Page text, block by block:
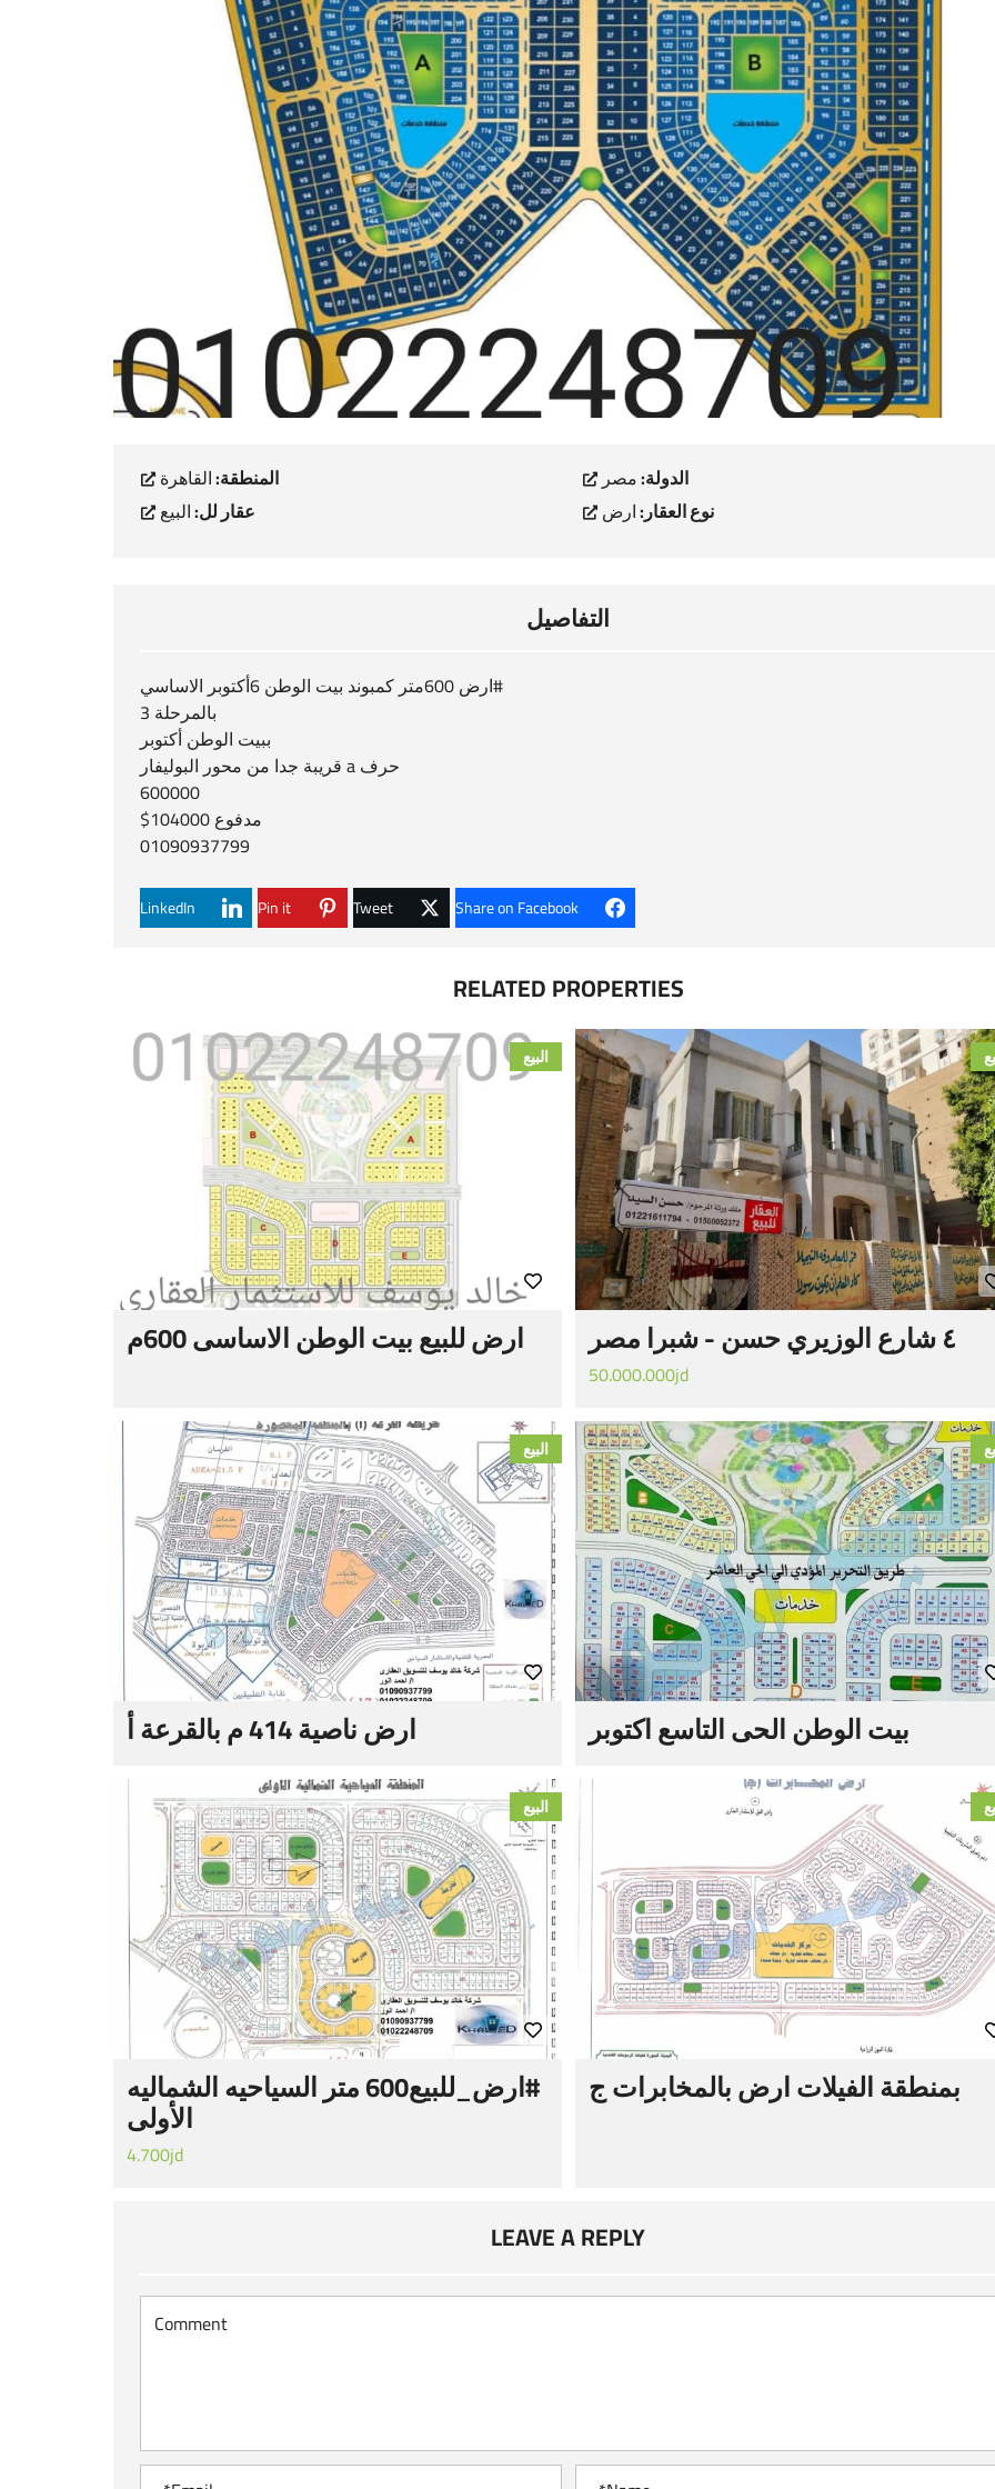
الدولة:مصر المنطقة:القاهرة
نوع العقار:ارض عقار لل:البيع
التفاصيل
#ارض 600متر كمبوند بيت الوطن 6أكتوبر الاساسي
بالمرحلة 3
ببيت الوطن أكتوبر
حرف a قريبة جدا من محور البوليفار
600000
مدفوع 104000$
01090937799
Share on Facebook
Tweet
Pin it
LinkedIn
RELATED PROPERTIES
٤ شارع الوزيري حسن - شبرا مصر
50.000.000jd
البيع
ارض للبيع بيت الوطن الاساسى 600م
بيت الوطن الحى التاسع اكتوبر
البيع
ارض ناصية 414 م بالقرعة أ
بمنطقة الفيلات ارض بالمخابرات ج
البيع
#‏ارض_للبيع‬600 متر السياحيه الشماليه
الأولى
4.700jd
LEAVE A REPLY